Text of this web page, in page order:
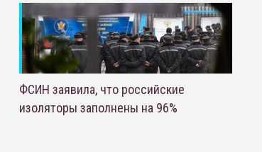
ФСИН заявила, что российские
изоляторы заполнены на 96%